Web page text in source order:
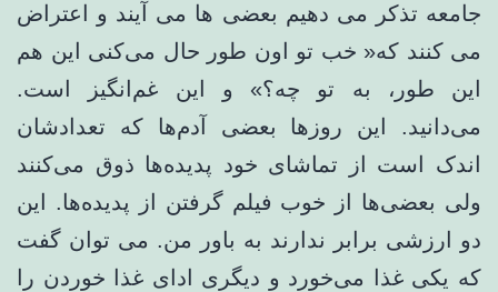
جامعه تذکر می دهیم بعضی ها می آیند و اعتراض
می کنند که« خب تو اون طور حال می‌کنی این هم
این طور، به تو چه؟» و این غم‌انگیز است.
می‌دانید. این روزها بعضی آدم‌ها که تعدادشان
اندک است از تماشای خود پدیده‌ها ذوق می‌کنند
ولی بعضی‌ها از خوب فیلم گرفتن از پدیده‌ها. این
دو ارزشی برابر ندارند به باور من. می توان گفت
که یکی غذا می‌خورد و دیگری ادای غذا خوردن را